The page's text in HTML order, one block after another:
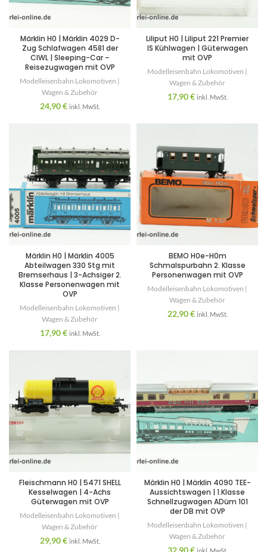
Märklin H0 | Märklin 4029 D-
Zug Schlafwagen 4581 der
CIWL | Sleeping-Car –
Reisezugwagen mit OVP
Modelleisenbahn Lokomotiven |
Wagen & Zubehör
24,90€ inkl. MwSt.
Liliput H0 | Liliput 221 Premier
IS Kühlwagen | Güterwagen
mit OVP
Modelleisenbahn Lokomotiven |
Wagen & Zubehör
17,90€ inkl. MwSt.
Märklin H0 | Märklin 4005
Abteilwagen 330 Stg mit
Bremserhaus | 3-Achsiger 2.
Klasse Personenwagen mit
OVP
Modelleisenbahn Lokomotiven |
Wagen & Zubehör
17,90€ inkl. MwSt.
BEMO H0e-H0m
Schmalspurbahn 2. Klasse
Personenwagen mit OVP
Modelleisenbahn Lokomotiven |
Wagen & Zubehör
22,90€ inkl. MwSt.
Fleischmann H0 | 5471 SHELL
Kesselwagen | 4-Achs
Güterwagen mit OVP
Modelleisenbahn Lokomotiven |
Wagen & Zubehör
29,90€ inkl. MwSt.
Märklin H0 | Märklin 4090 TEE-
Aussichtswagen | 1.Klasse
Schnellzugwagen ADüm 101
der DB mit OVP
Modelleisenbahn Lokomotiven |
Wagen & Zubehör
32,90€